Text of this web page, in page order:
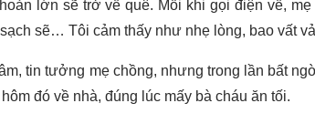
lớn sẽ trở về quê. Mỗi khi gọi điện về,
sẽ… Tôi cảm thấy như nhẹ lòng, bao vất
tin tưởng mẹ chồng, nhưng trong lần bất
đó về nhà, đúng lúc mấy bà cháu ăn tối.